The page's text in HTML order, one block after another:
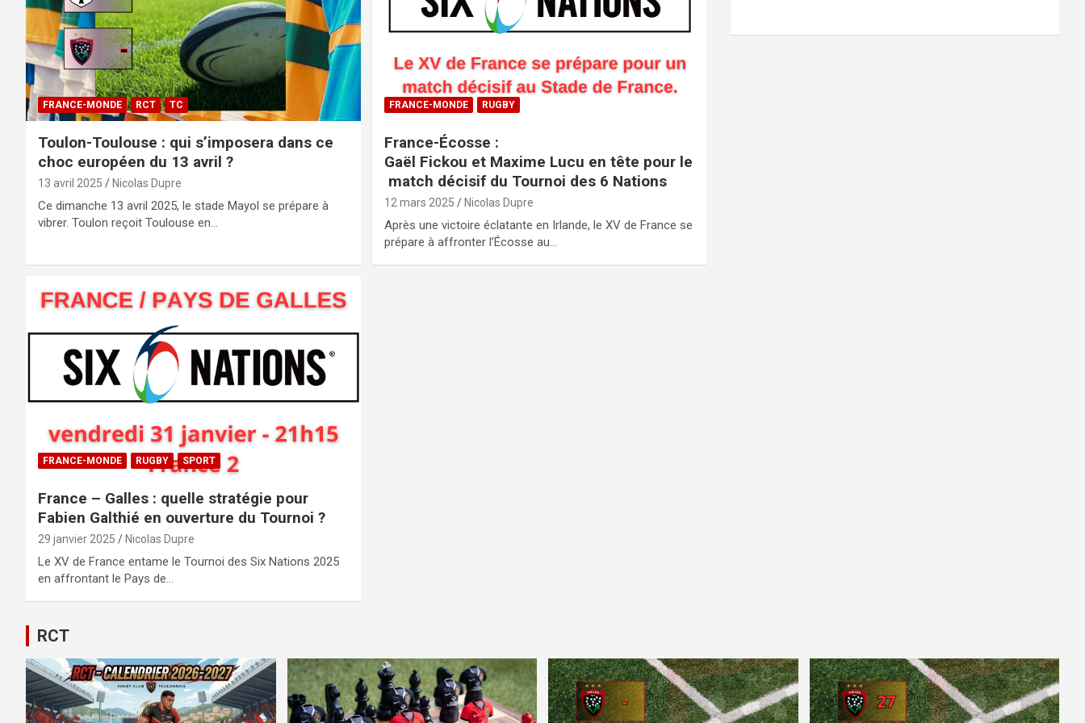
FRANCE-MONDE RCT TC
Toulon-Toulouse : qui s’imposera dans ce
choc européen du 13 avril ?
13 avril 2025 Nicolas Dupre
Ce dimanche 13 avril 2025, le stade Mayol se prépare à
vibrer. Toulon reçoit Toulouse en…
FRANCE-MONDE RUGBY
France-Écosse :
Gaël Fickou et Maxime Lucu en tête pour le
match décisif du Tournoi des 6 Nations
12 mars 2025 Nicolas Dupre
Après une victoire éclatante en Irlande, le XV de France se
prépare à affronter l’Écosse au…
FRANCE-MONDE RUGBY SPORT
France – Galles : quelle stratégie pour
Fabien Galthié en ouverture du Tournoi ?
29 janvier 2025 Nicolas Dupre
Le XV de France entame le Tournoi des Six Nations 2025
en affrontant le Pays de…
RCT